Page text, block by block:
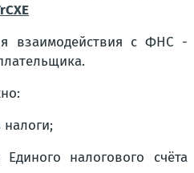
взаимодействия с ФНС -
налоги;
Единого налогового счёта